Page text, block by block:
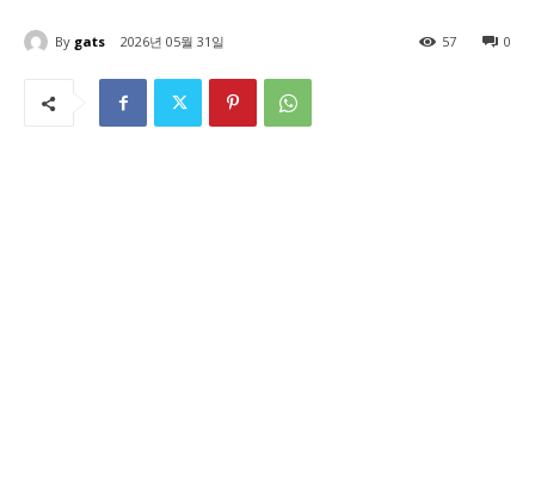
By gats 2026년 05월 31일 0
57